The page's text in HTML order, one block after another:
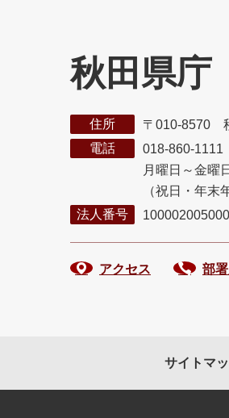
秋田県庁
住所
〒010-8570
電話
018-860-1111
月曜日～金曜
（祝日・年末
法人番号
アクセス 部
サイトマ